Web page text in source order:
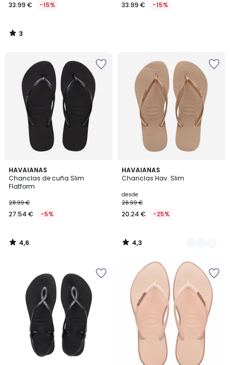
33.99 € -15%
3
/
33.99 € -15%
HAVAIANAS
Chanclas de cuña Slim
Flatform
28.99 €
27.54 € -5%
4,6
/ 5
4,6
/
HAVAIANAS
Chanclas Hav. Slim
desde
26.99 €
20.24 € -25%
4,3
/ 5
2
Colores
4,3
/